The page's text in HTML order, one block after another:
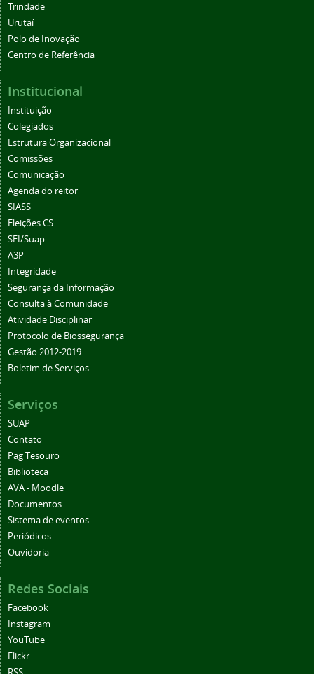
Trindade
Urutaí
Polo de Inovação
Centro de Referência
Institucional
Instituição
Colegiados
Estrutura Organizacional
Comissões
Comunicação
Agenda do reitor
SIASS
Eleições CS
SEI/Suap
A3P
Integridade
Segurança da Informação
Consulta à Comunidade
Atividade Disciplinar
Protocolo de Biossegurança
Gestão 2012-2019
Boletim de Serviços
Serviços
SUAP
Contato
Pag Tesouro
Biblioteca
AVA - Moodle
Documentos
Sistema de eventos
Periódicos
Ouvidoria
Redes Sociais
Facebook
Instagram
YouTube
Flickr